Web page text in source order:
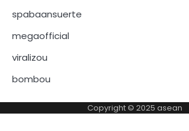
spabaansuerte
megaofficial
viralizou
bombou
Copyright © 2025 asean